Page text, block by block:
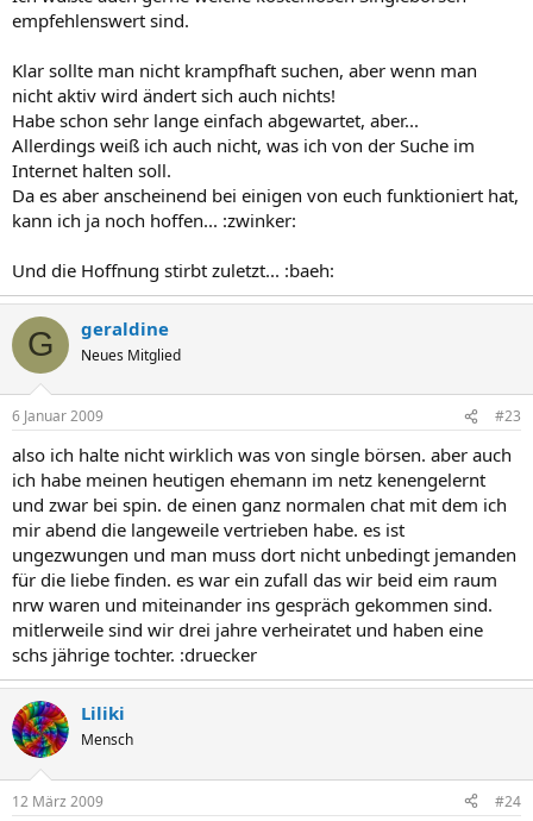
empfehlenswert sind.
Klar sollte man nicht krampfhaft suchen, aber wenn man
nicht aktiv wird ändert sich auch nichts!
Habe schon sehr lange einfach abgewartet, aber...
Allerdings weiß ich auch nicht, was ich von der Suche im
Internet halten soll.
Da es aber anscheinend bei einigen von euch funktioniert hat,
kann ich ja noch hoffen... :zwinker:
Und die Hoffnung stirbt zuletzt... :baeh:
G geraldine
Neues Mitglied
6 Januar 2009 #23
also ich halte nicht wirklich was von single börsen. aber auch
ich habe meinen heutigen ehemann im netz kenengelernt
und zwar bei spin. de einen ganz normalen chat mit dem ich
mir abend die langeweile vertrieben habe. es ist
ungezwungen und man muss dort nicht unbedingt jemanden
für die liebe finden. es war ein zufall das wir beid eim raum
nrw waren und miteinander ins gespräch gekommen sind.
mitlerweile sind wir drei jahre verheiratet und haben eine
schs jährige tochter. :druecker
Liliki
Mensch
12 März 2009 #24